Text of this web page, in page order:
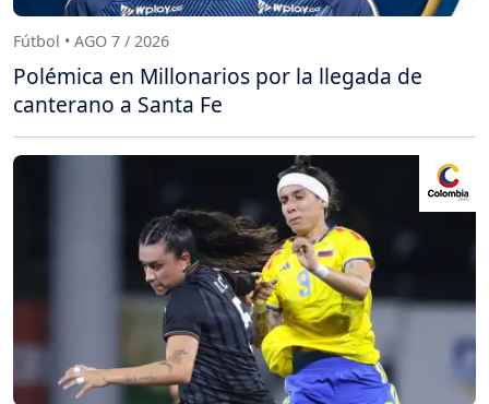
Fútbol • AGO 7 / 2026
Polémica en Millonarios por la llegada de
canterano a Santa Fe